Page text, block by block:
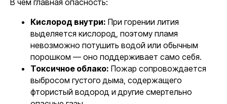
Кислород внутри: При горении лития
выделяется кислород, поэтому пламя
невозможно потушить водой или обычным
порошком — оно поддерживает само себя.
Токсичное облако: Пожар сопровождается
выбросом густого дыма, содержащего
фтористый водород и другие смертельно